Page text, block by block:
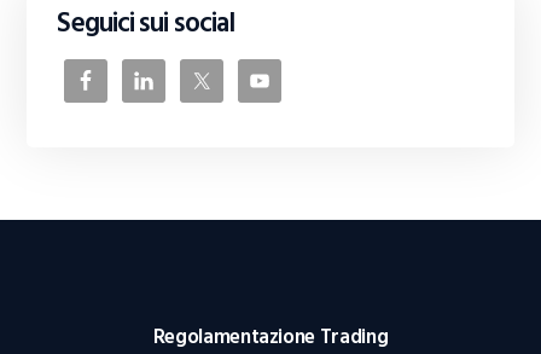
Seguici sui social
Regolamentazione Trading